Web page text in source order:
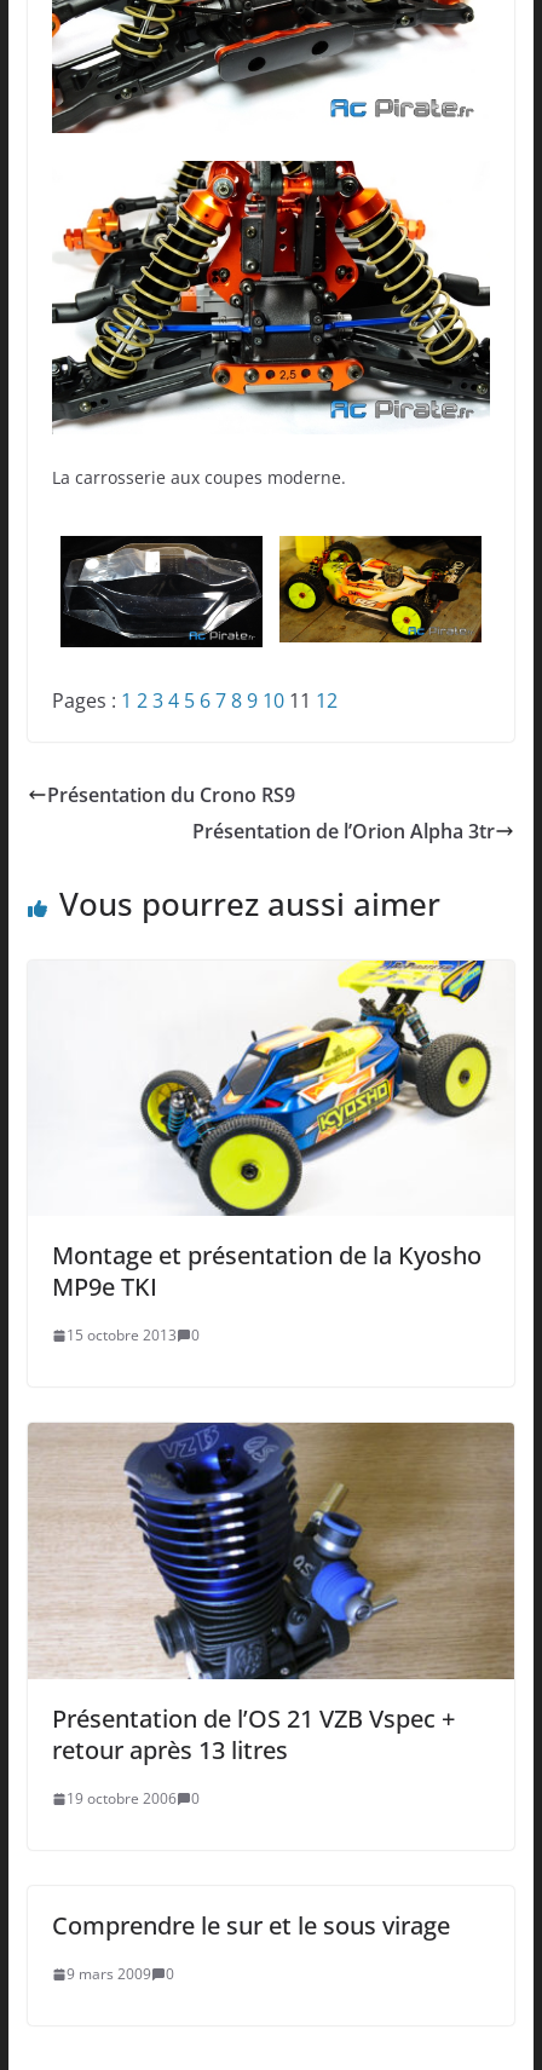
La carrosserie aux coupes moderne.
Pages : 1 234 5 6789 10 11 12
Présentation du Crono RS9
Présentation de l’Orion Alpha 3tr
Vous pourrez aussi aimer
Montage et présentation de la Kyosho
MP9e TKI
15 octobre 2013 0
Présentation de l’OS 21 VZB Vspec +
retour après 13 litres
19 octobre 2006 0
Comprendre le sur et le sous virage
9 mars 2009 0